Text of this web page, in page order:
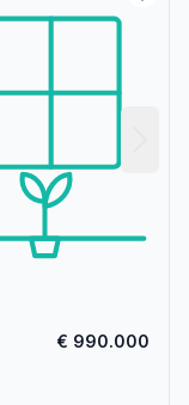
€ 990.000